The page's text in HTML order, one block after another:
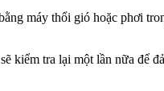
máy thổi gió hoặc phơi
kiểm tra lại một lần nữa để